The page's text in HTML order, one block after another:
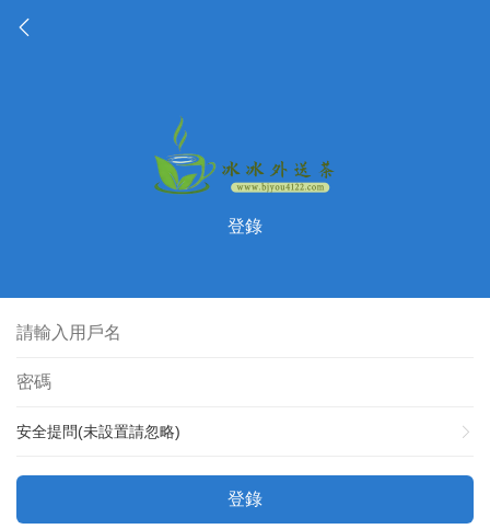
登錄
安全提問(未設置請忽略)
登錄